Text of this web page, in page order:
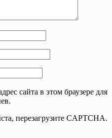
сайта в этом браузере для
перезагрузите CAPTCHA.